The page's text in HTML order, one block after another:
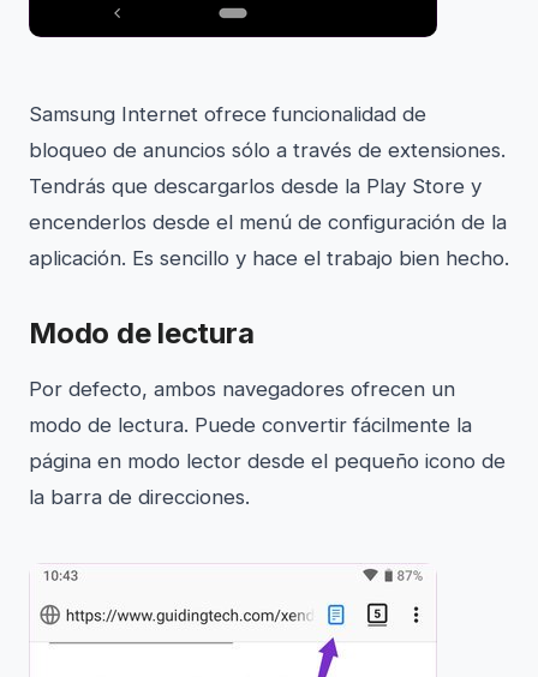
Samsung Internet ofrece funcionalidad de
bloqueo de anuncios sólo a través de extensiones.
Tendrás que descargarlos desde la Play Store y
encenderlos desde el menú de configuración de la
aplicación. Es sencillo y hace el trabajo bien hecho.
Modo de lectura
Por defecto, ambos navegadores ofrecen un
modo de lectura. Puede convertir fácilmente la
página en modo lector desde el pequeño icono de
la barra de direcciones.